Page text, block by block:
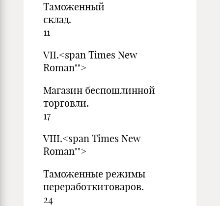
Таможенный
11
VII.<span Times New
Roman"">
Магазин беспошлинной
17
VIII.<span Times New
Roman"">
Таможенные режимы
24